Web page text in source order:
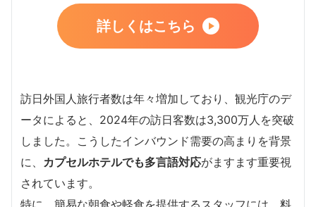
詳しくはこちら
訪日外国人旅行者数は年々増加しており、観光庁のデ
ータによると、2024年の訪日客数は3,300万人を突破
しました。こうしたインバウンド需要の高まりを背景
に、 カプセルホテルでも多言語対応がますます重要視
されています。
特に、簡易な朝食や軽食を提供するスタッフには、料